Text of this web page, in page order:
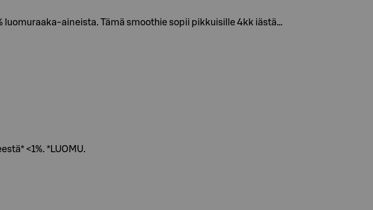
aineista. Tämä smoothie sopii pikkuisille 4kk iästä…
<1%. *LUOMU.